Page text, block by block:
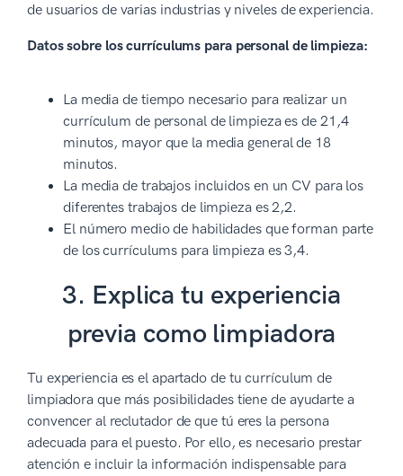
de usuarios de varias industrias y niveles de experiencia.
Datos sobre los currículums para personal de limpieza:
La media de tiempo necesario para realizar un
currículum de personal de limpieza es de 21,4
minutos, mayor que la media general de 18
minutos.
La media de trabajos incluidos en un CV para los
diferentes trabajos de limpieza es 2,2.
El número medio de habilidades que forman parte
de los currículums para limpieza es 3,4.
3. Explica tu experiencia
previa como limpiadora
Tu experiencia es el apartado de tu currículum de
limpiadora que más posibilidades tiene de ayudarte a
convencer al reclutador de que tú eres la persona
adecuada para el puesto. Por ello, es necesario prestar
atención e incluir la información indispensable para